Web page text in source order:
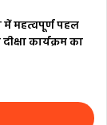
महत्वपूर्ण पहल
कार्यक्रम का